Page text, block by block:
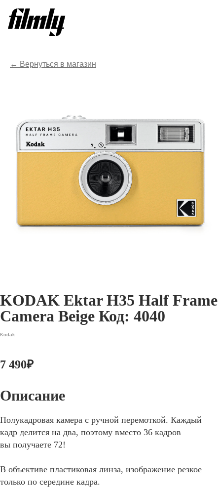
Вернуться в магазин
KODAK Ektar H35 Half Frame
Camera Beige Код: 4040
Kodak
7 490₽
Полукадровая камера с ручной перемоткой. Каждый
кадр делится на два, поэтому вместо 36 кадров
вы получаете 72!
В объективе пластиковая линза, изображение резкое
только по середине кадра.